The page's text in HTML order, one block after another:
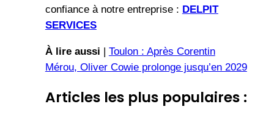
confiance à notre entreprise : DELPIT
SERVICES
À lire aussi | Toulon : Après Corentin
Mérou, Oliver Cowie prolonge jusqu’en 2029
Articles les plus populaires :